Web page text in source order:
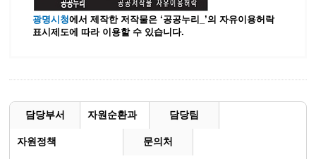
광명시청에서 제작한 저작물은 ‘공공누리_’의 자유이용허락
표시제도에 따라 이용할 수 있습니다.
담당부서 자원순환과 담당팀
자원정책 문의처